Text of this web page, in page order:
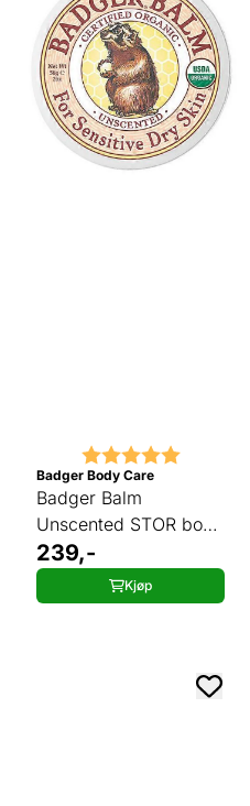
Karakter: 5.0 av 5
Badger Body Care
Badger Balm
Unscented STOR boks
56 g
239,-
Kjøp